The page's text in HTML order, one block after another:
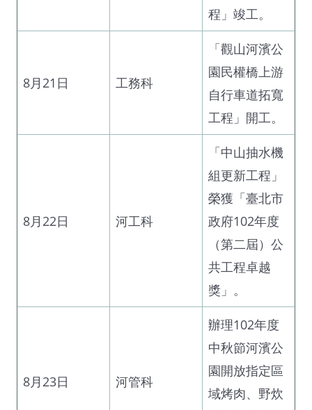
程」竣工。
8月21日 工務科
「觀山河濱公
園民權橋上游
自行車道拓寬
工程」開工。
8月22日 河工科
「中山抽水機
組更新工程」
榮獲「臺北市
政府102年度
（第二屆）公
共工程卓越
獎」。
8月23日 河管科
辦理102年度
中秋節河濱公
園開放指定區
域烤肉、野炊